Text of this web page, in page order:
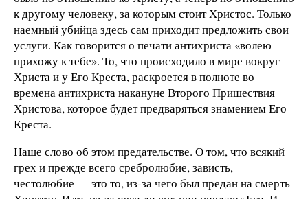
к другому человеку, за которым стоит Христос. Только
наемный убийца здесь сам приходит предложить свои
услуги. Как говорится о печати антихриста «волею
прихожу к тебе». То, что происходило в мире вокруг
Христа и у Его Креста, раскроется в полноте во
времена антихриста накануне Второго Пришествия
Христова, которое будет предваряться знамением Его
Креста.
Наше слово об этом предательстве. О том, что всякий
грех и прежде всего сребролюбие, зависть,
честолюбие — это то, из-за чего был предан на смерть